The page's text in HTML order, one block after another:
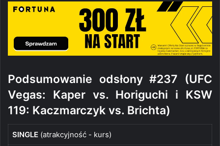
Podsumowanie odsłony #237 (UFC
Vegas: Kaper vs. Horiguchi i KSW
119: Kaczmarczyk vs. Brichta)
SINGLE (atrakcyjność - kurs)